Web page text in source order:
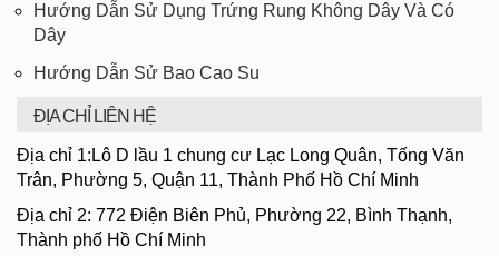
Hướng Dẫn Sử Dụng Trứng Rung Không Dây Và Có
Dây
Hướng Dẫn Sử Bao Cao Su
ĐỊA CHỈ LIÊN HỆ
Địa chỉ 1:Lô D lầu 1 chung cư Lạc Long Quân, Tống Văn
Trân, Phường 5, Quận 11, Thành Phố Hồ Chí Minh
Địa chỉ 2: 772 Điện Biên Phủ, Phường 22, Bình Thạnh,
Thành phố Hồ Chí Minh